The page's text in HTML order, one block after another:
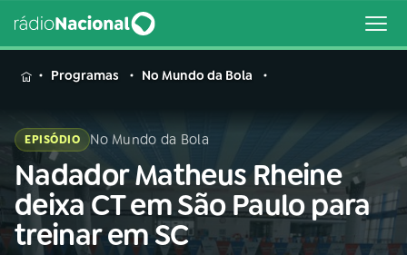
MENU
Buscar
na
Rádio
Nacional
Buscar
Programas No Mundo da Bola
EPISÓDIO No Mundo da Bola
Nadador Matheus Rheine
deixa CT em São Paulo para
treinar em SC